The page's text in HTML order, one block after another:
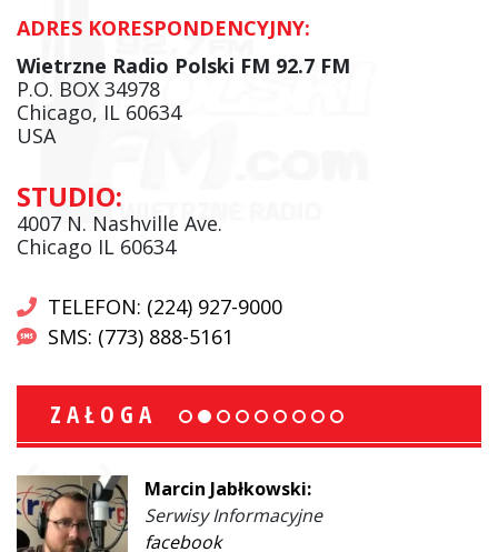
ADRES KORESPONDENCYJNY:
Wietrzne Radio Polski FM 92.7 FM
P.O. BOX 34978
Chicago, IL 60634
USA
STUDIO:
4007 N. Nashville Ave.
Chicago IL 60634
TELEFON: (224) 927-9000
SMS: (773) 888-5161
ZAŁOGA
Marcin Jabłkowski:
Serwisy Informacyjne
facebook